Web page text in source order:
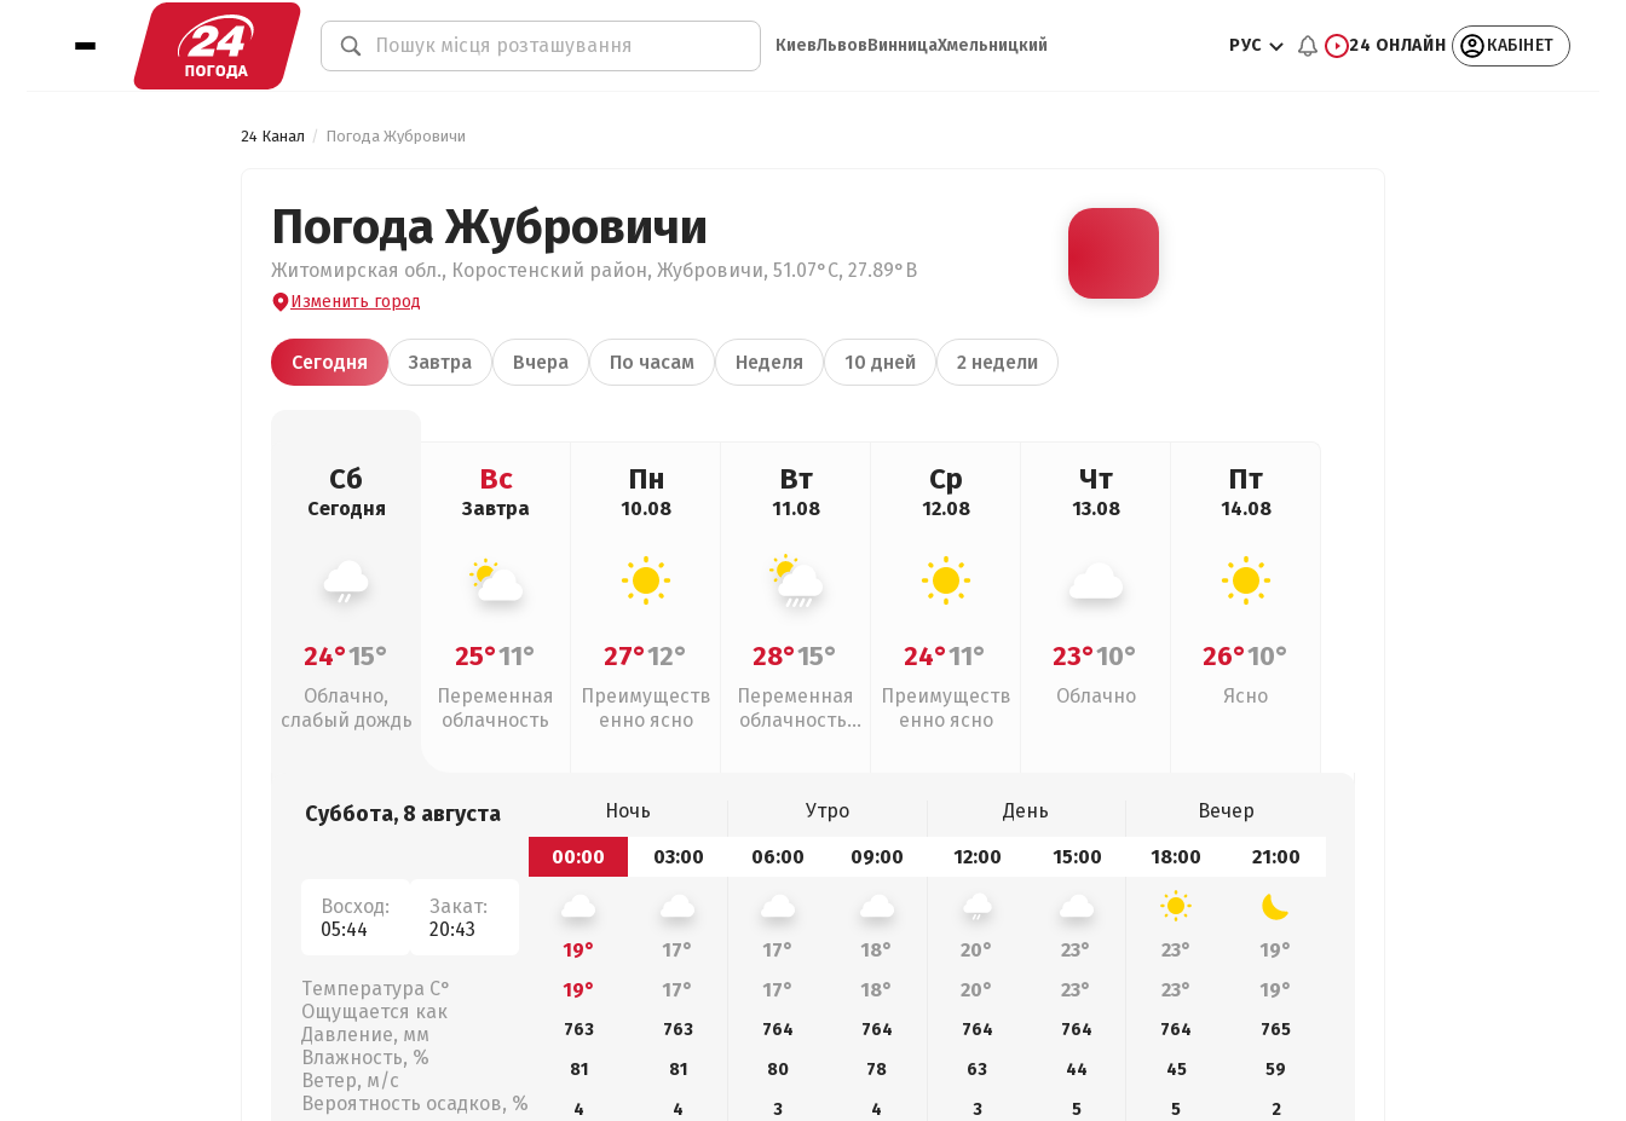
КиевЛьвовВинницаХмельницкий РУС 24 ОНЛАЙН КАБІНЕТ
24 Канал Погода Жубровичи
Погода Жубровичи
Житомирская обл., Коростенский район, Жубровичи, 51.07°С, 27.89°В
Изменить город
Сегодня Завтра Вчера По часам Неделя 10 дней 2 недели
Сб
Сегодня
24°15°
Облачно,
слабый дождь
Вс
Завтра
25°11°
Переменная
облачность
Пн
10.08
27°12°
Преимуществ
енно ясно
Вт
11.08
28°15°
Переменная
облачность,
Ср
12.08
24°11°
Преимуществ
енно ясно
Чт
13.08
23°10°
Облачно
Пт
14.08
26°10°
Ясно
Суббота, 8 августа
Восход:
05:44
Закат:
20:43
Температура С°
Ощущается как
Давление, мм
Влажность, %
Ветер, м/с
Вероятность осадков, %
Ночь Утро День
Вечер
00:00
03:00 06:00 09:00 12:00 15:00 18:00 21:00
19° 17° 17° 18° 20° 23° 23°
19°
19°
17° 17° 18° 20° 23° 23° 19°
763 763 764 764 764 764 764
765
81
81 80 78 63 44 45
59
4
4 3 4 3 5 5
2